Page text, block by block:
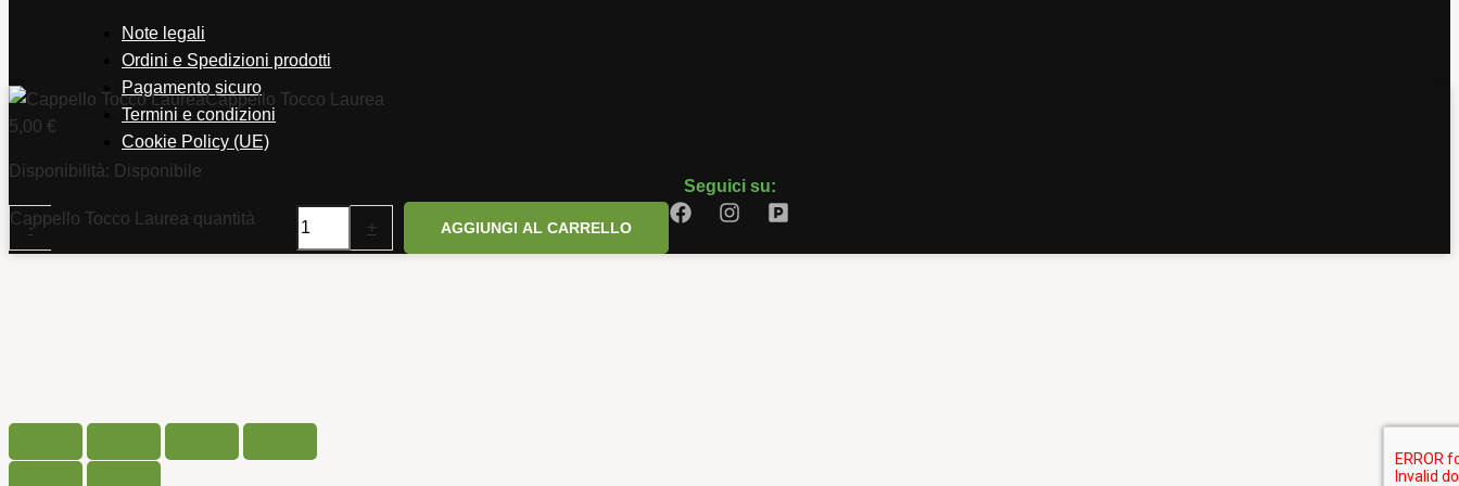
Note legali
Ordini e Spedizioni prodotti
Pagamento sicuro
Termini e condizioni
Cookie Policy (UE)
Seguici su:
Cappello Tocco Laurea
5,00 €
Disponibilità: Disponibile
-
Cappello Tocco Laurea quantità + AGGIUNGI AL CARRELLO